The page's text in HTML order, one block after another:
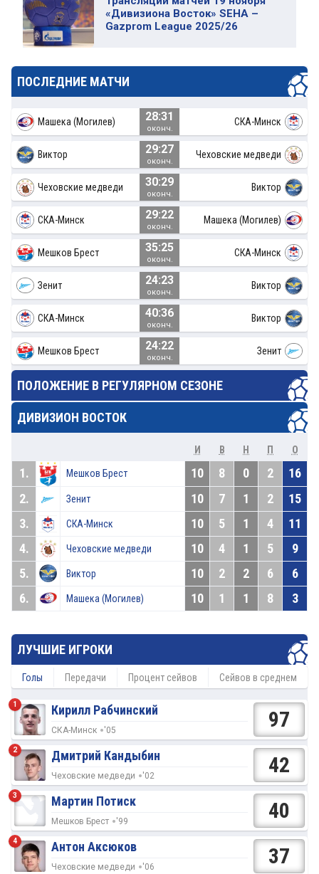
«Дивизиона Восток» SEHA –
Gazprom League 2025/26
ПОСЛЕДНИЕ МАТЧИ
Машека (Могилев) 28:31
оконч.
СКА-Минск
Виктор 29:27
оконч.
Чеховские медведи
Чеховские медведи 30:29
оконч.
Виктор
СКА-Минск 29:22
оконч.
Машека (Могилев)
Мешков Брест 35:25
оконч.
СКА-Минск
Зенит 24:23
оконч.
Виктор
СКА-Минск 40:36
оконч.
Виктор
Мешков Брест 24:22
оконч.
Зенит
ПОЛОЖЕНИЕ В РЕГУЛЯРНОМ СЕЗОНЕ
ДИВИЗИОН ВОСТОК
И В Н П О
1. Мешков Брест 10 8 0 2
16
2.
Зенит 10 7 1 2
15
3.
СКА-Минск 10 5 1 4
11
4.
Чеховские медведи 10 4 1 5
9
5.
Виктор 10 2 2 6
6
6.
Машека (Могилев) 10 1 1 8 3
ЛУЧШИЕ ИГРОКИ
Голы Передачи Процент сейвов Сейвов в среднем
1 Кирилл Рабчинский
СКА-Минск '05 97
2 Дмитрий Кандыбин
Чеховские медведи '02 42
3 Мартин Потиск
Мешков Брест '99 40
4 Антон Аксюков
Чеховские медведи '06 37